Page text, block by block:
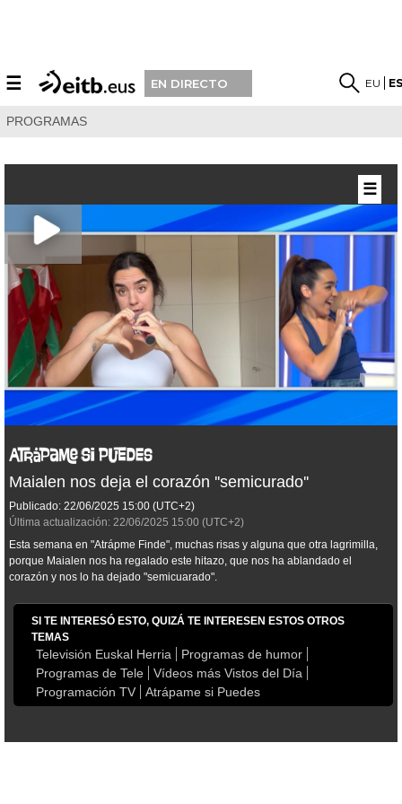
☰ EN DIRECTO EU
PROGRAMAS
Maialen nos deja el corazón ''semicurado''
Publicado: 22/06/2025 15:00 (UTC+2)
Última actualización: 22/06/2025 15:00 (UTC+2)
Esta semana en "Atrápme Finde", muchas risas y alguna que otra lagrimilla,
porque Maialen nos ha regalado este hitazo, que nos ha ablandado el
corazón y nos lo ha dejado "semicuarado".
SI TE INTERESÓ ESTO, QUIZÁ TE INTERESEN ESTOS OTROS
TEMAS
Televisión Euskal Herria
Programas de humor
Programas de Tele
Vídeos más Vistos del Día
Programación TV
Atrápame si Puedes
☰